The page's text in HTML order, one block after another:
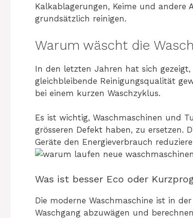
Kalkablagerungen, Keime und andere
grundsätzlich reinigen.
Warum wäscht die
In den letzten Jahren hat sich
gleichbleibende Reinigungsqualität
bei einem kurzen Waschzyklus.
Es ist wichtig, Waschmaschinen und
grösseren Defekt haben, zu ersetzen.
Geräte den Energieverbrauch
Was ist besser Eco oder
Die moderne Waschmaschine ist in
Waschgang abzuwägen und